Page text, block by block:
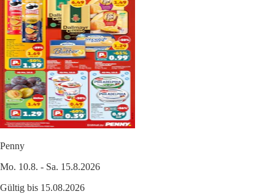
Penny
Mo. 10.8. - Sa. 15.8.2026
Gültig bis 15.08.2026